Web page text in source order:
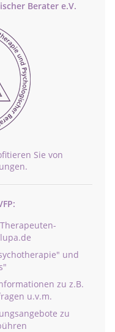
Berater e.V.
Sie von
und
zu z.B.
u.v.m.
zu